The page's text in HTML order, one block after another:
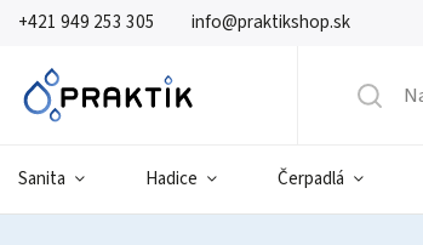
+421 949 253 305 info@praktikshop.sk
Sanita Hadice Čerpadlá